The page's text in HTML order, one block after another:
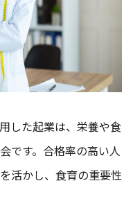
した起業は、栄養や食
です。合格率の高い人
活かし、食育の重要性